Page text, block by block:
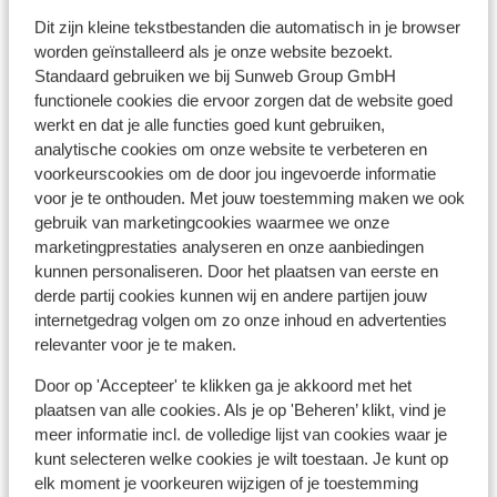
Dit zijn kleine tekstbestanden die automatisch in je browser
worden geïnstalleerd als je onze website bezoekt.
Standaard gebruiken we bij Sunweb Group GmbH
functionele cookies die ervoor zorgen dat de website goed
werkt en dat je alle functies goed kunt gebruiken,
analytische cookies om onze website te verbeteren en
voorkeurscookies om de door jou ingevoerde informatie
voor je te onthouden. Met jouw toestemming maken we ook
gebruik van marketingcookies waarmee we onze
marketingprestaties analyseren en onze aanbiedingen
kunnen personaliseren. Door het plaatsen van eerste en
derde partij cookies kunnen wij en andere partijen jouw
internetgedrag volgen om zo onze inhoud en advertenties
relevanter voor je te maken.
Door op 'Accepteer' te klikken ga je akkoord met het
plaatsen van alle cookies. Als je op 'Beheren’ klikt, vind je
meer informatie incl. de volledige lijst van cookies waar je
kunt selecteren welke cookies je wilt toestaan. Je kunt op
elk moment je voorkeuren wijzigen of je toestemming
Bushalte: 500 m
Pinautomaat: 150 m
Winkels: 150 m
(Mini)supermarkt: 250 m
Restaurant: 100 m
Apotheek: 200 m
Rustig gelegen
Ook interessant voor jou